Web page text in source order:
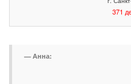
371
Анна: